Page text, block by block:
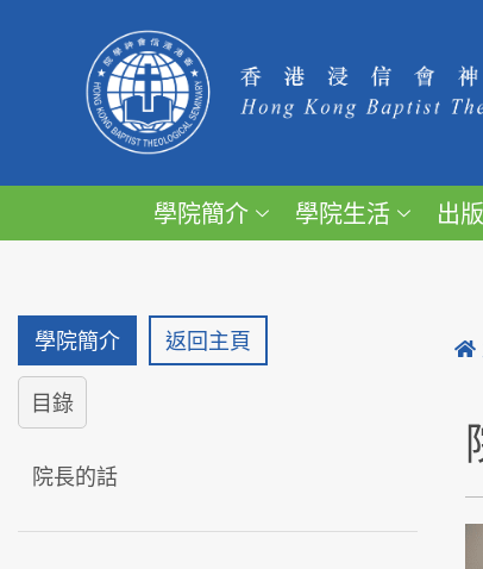
學院簡介 學院生活 出版
學院簡介 返回主頁
目錄
院長的話